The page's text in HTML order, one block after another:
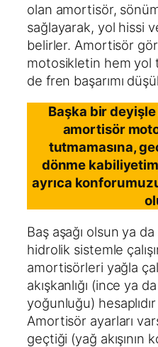
olan amortisör,
sağlayarak, yol hissi
belirler. Amortisör
motosikletin hem yol
de fren başarımı
Başka bir
amortisör
tutmamasına,
dönme
ayrıca
Baş aşağı olsun ya
hidrolik sistemle
amortisörleri yağla
akışkanlığı (ince ya
yoğunluğu)
Amortisör ayarları
geçtiği (yağ akışının